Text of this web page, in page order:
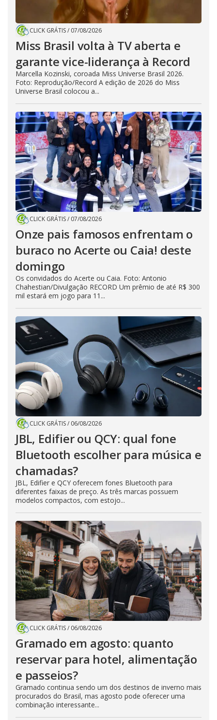
CLICK GRÁTIS/ 07/08/2026
Miss Brasil volta à TV aberta e
garante vice-liderança à Record
Marcella Kozinski, coroada Miss Universe Brasil 2026.
Foto: Reprodução/Record A edição de 2026 do Miss
Universe Brasil colocou a...
CLICK GRÁTIS/ 07/08/2026
Onze pais famosos enfrentam o
buraco no Acerte ou Caia! deste
domingo
Os convidados do Acerte ou Caia. Foto: Antonio
Chahestian/Divulgação RECORD Um prêmio de até R$ 300
mil estará em jogo para 11...
CLICK GRÁTIS/ 06/08/2026
JBL, Edifier ou QCY: qual fone
Bluetooth escolher para música e
chamadas?
JBL, Edifier e QCY oferecem fones Bluetooth para
diferentes faixas de preço. As três marcas possuem
modelos compactos, com estojo...
CLICK GRÁTIS/ 06/08/2026
Gramado em agosto: quanto
reservar para hotel, alimentação
e passeios?
Gramado continua sendo um dos destinos de inverno mais
procurados do Brasil, mas agosto pode oferecer uma
combinação interessante...